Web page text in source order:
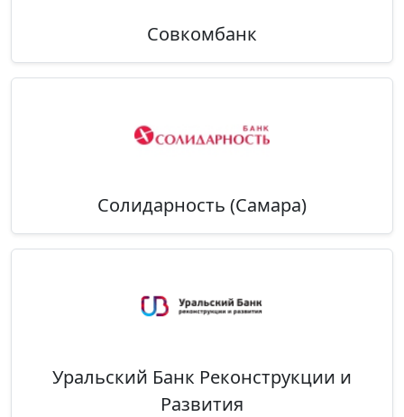
Совкомбанк
Солидарность (Самара)
Уральский Банк Реконструкции и
Развития